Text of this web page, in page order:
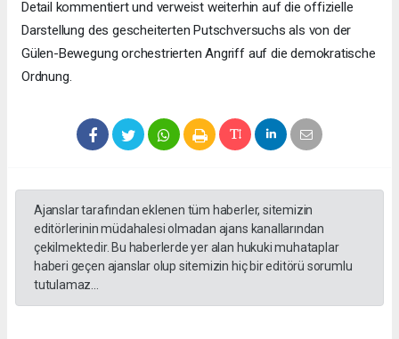
Detail kommentiert und verweist weiterhin auf die offizielle
Darstellung des gescheiterten Putschversuchs als von der
Gülen-Bewegung orchestrierten Angriff auf die demokratische
Ordnung.
Ajanslar tarafından eklenen tüm haberler, sitemizin
editörlerinin müdahalesi olmadan ajans kanallarından
çekilmektedir. Bu haberlerde yer alan hukuki muhataplar
haberi geçen ajanslar olup sitemizin hiç bir editörü sorumlu
tutulamaz...